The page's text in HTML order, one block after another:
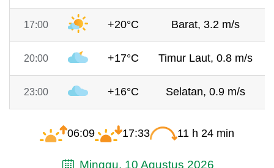
17:00 +20°C Barat, 3.2 m/s
20:00 +17°C Timur Laut, 0.8 m/s
23:00 +16°C Selatan, 0.9 m/s
06:09 17:33 11 h 24 min
Minggu, 10 Agustus 2026